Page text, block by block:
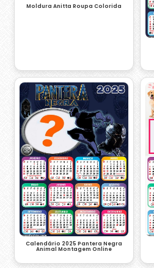
Moldura Anitta Roupa Colorida
Calendário 2025 Pantera Negra
Animal Montagem Online